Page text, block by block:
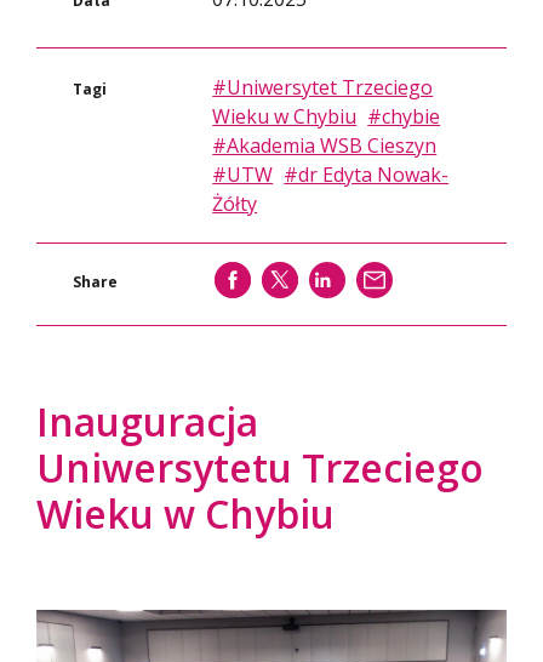
Tagi
#Uniwersytet Trzeciego
Wieku w Chybiu #chybie
#Akademia WSB Cieszyn
#UTW #dr Edyta Nowak-
Żółty
Share SHARE SHARE SHARE
Inauguracja
Uniwersytetu Trzeciego
Wieku w Chybiu